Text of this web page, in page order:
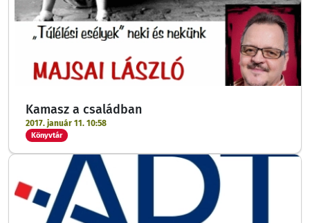
Kamasz a családban
2017. január 11. 10:58
Könyvtár